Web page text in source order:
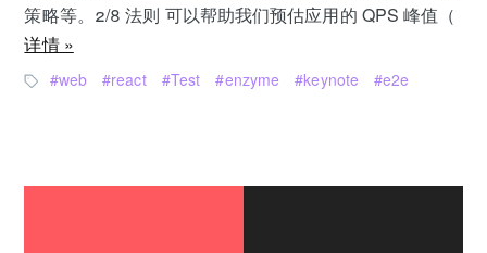
策略等。2/8 法则 可以帮助我们预估应用的 QPS 峰值（
详情 »
web react Test enzyme keynote e2e